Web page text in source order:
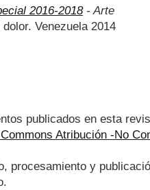
2016-2018- Arte
Venezuela 2014
publicados en esta
Atribución -No
procesamiento y